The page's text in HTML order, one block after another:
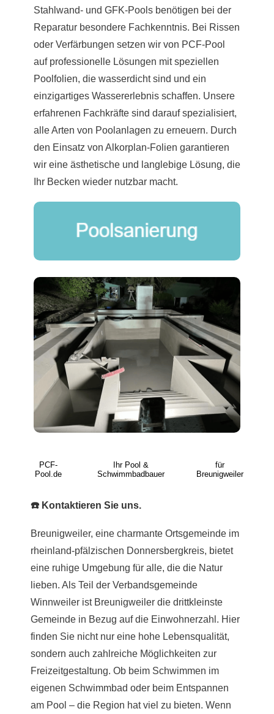
Stahlwand- und GFK-Pools benötigen bei der
Reparatur besondere Fachkenntnis. Bei Rissen
oder Verfärbungen setzen wir von PCF-Pool
auf professionelle Lösungen mit speziellen
Poolfolien, die wasserdicht sind und ein
einzigartiges Wassererlebnis schaffen. Unsere
erfahrenen Fachkräfte sind darauf spezialisiert,
alle Arten von Poolanlagen zu erneuern. Durch
den Einsatz von Alkorplan-Folien garantieren
wir eine ästhetische und langlebige Lösung, die
Ihr Becken wieder nutzbar macht.
PCF-
Pool.de
Ihr Pool &
Schwimmbadbauer
für
Breunigweiler
☎️ Kontaktieren Sie uns.
Breunigweiler, eine charmante Ortsgemeinde im
rheinland-pfälzischen Donnersbergkreis, bietet
eine ruhige Umgebung für alle, die die Natur
lieben. Als Teil der Verbandsgemeinde
Winnweiler ist Breunigweiler die drittkleinste
Gemeinde in Bezug auf die Einwohnerzahl. Hier
finden Sie nicht nur eine hohe Lebensqualität,
sondern auch zahlreiche Möglichkeiten zur
Freizeitgestaltung. Ob beim Schwimmen im
eigenen Schwimmbad oder beim Entspannen
am Pool – die Region hat viel zu bieten. Wenn